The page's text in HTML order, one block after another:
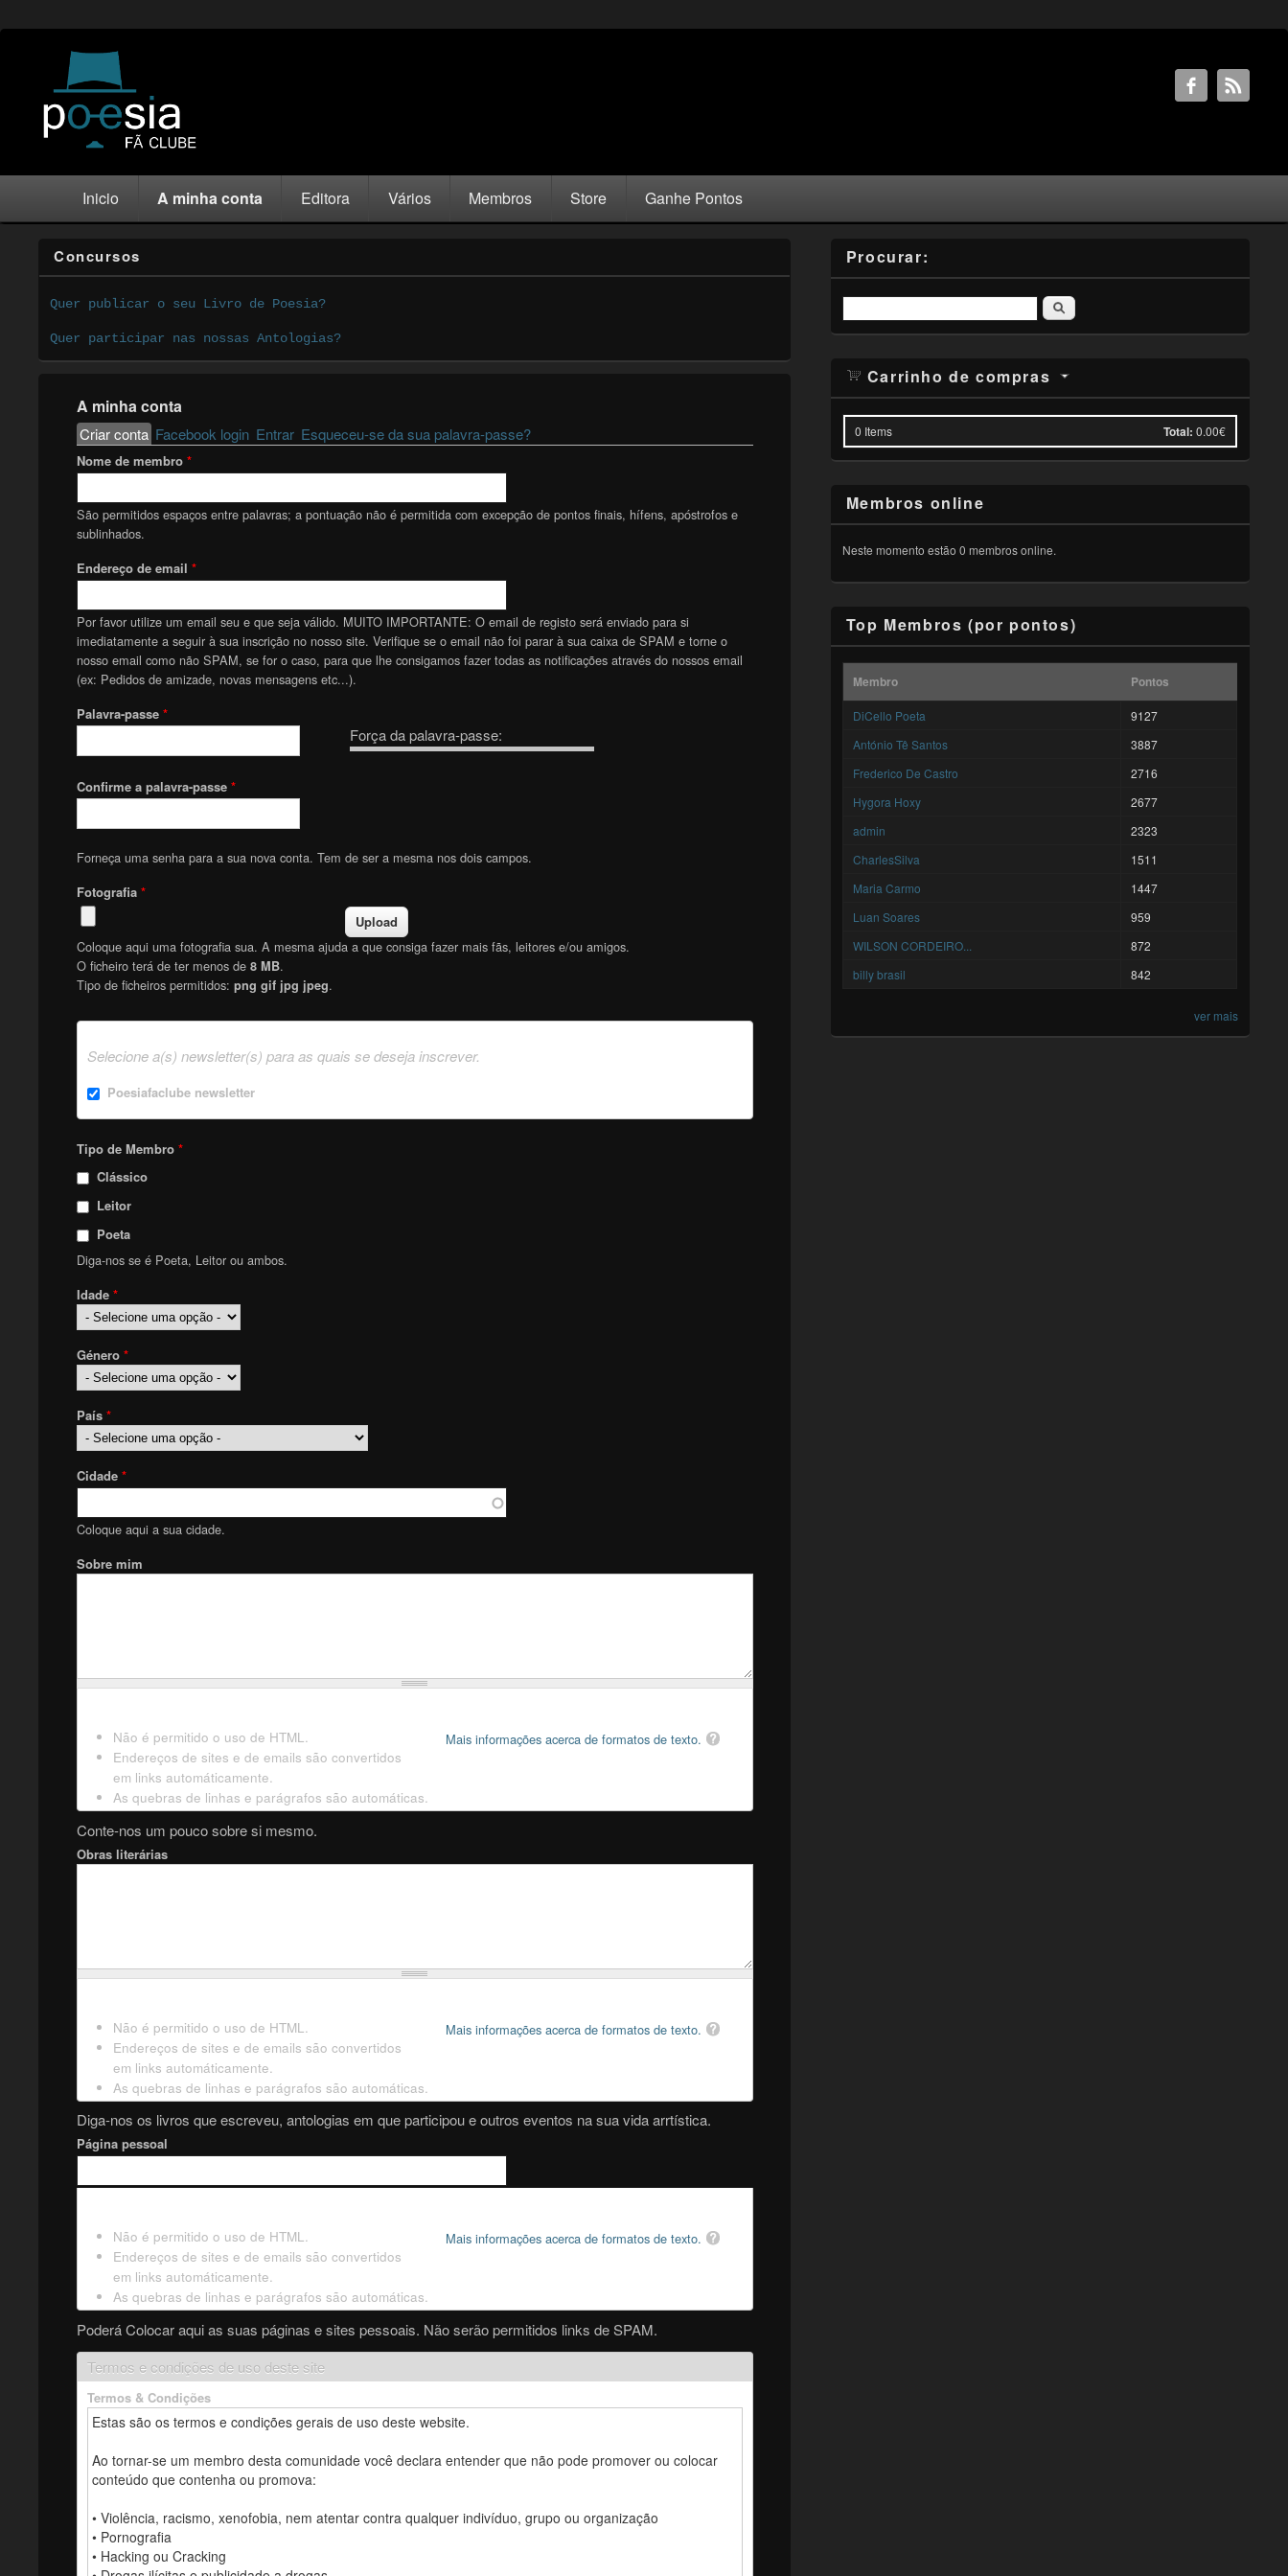
Inicio A minha conta Editora Vários Membros Store Ganhe Pontos
Concursos
Quer publicar o seu Livro de Poesia?
Quer participar nas nossas Antologias?
A minha conta
Primary tabs
Criar conta(active tab)
Facebook login Entrar Esqueceu-se da sua palavra-passe?
Nome de membro *
São permitidos espaços entre palavras; a pontuação não é permitida com excepção de pontos finais, hífens, apóstrofos e
sublinhados.
Endereço de email *
Por favor utilize um email seu e que seja válido. MUITO IMPORTANTE: O email de registo será enviado para si
imediatamente a seguir à sua inscrição no nosso site. Verifique se o email não foi parar à sua caixa de SPAM e torne o
nosso email como não SPAM, se for o caso, para que lhe consigamos fazer todas as notificações através do nossos email
(ex: Pedidos de amizade, novas mensagens etc...).
Força da palavra-passe:
Palavra-passe *
Confirme a palavra-passe *
Forneça uma senha para a sua nova conta. Tem de ser a mesma nos dois campos.
Fotografia *
Coloque aqui uma fotografia sua. A mesma ajuda a que consiga fazer mais fãs, leitores e/ou amigos.
O ficheiro terá de ter menos de 8 MB.
Tipo de ficheiros permitidos: png gif jpg jpeg.
Selecione a(s) newsletter(s) para as quais se deseja inscrever.
Poesiafaclube newsletter
Tipo de Membro *
Clássico
Leitor
Poeta
Diga-nos se é Poeta, Leitor ou ambos.
Idade *
Género *
País *
Cidade *
Coloque aqui a sua cidade.
Sobre mim
Mais informações acerca de formatos de texto.
Não é permitido o uso de HTML.
Endereços de sites e de emails são convertidos
em links automáticamente.
As quebras de linhas e parágrafos são automáticas.
Conte-nos um pouco sobre si mesmo.
Obras literárias
Mais informações acerca de formatos de texto.
Não é permitido o uso de HTML.
Endereços de sites e de emails são convertidos
em links automáticamente.
As quebras de linhas e parágrafos são automáticas.
Diga-nos os livros que escreveu, antologias em que participou e outros eventos na sua vida arrtística.
Página pessoal
Mais informações acerca de formatos de texto.
Não é permitido o uso de HTML.
Endereços de sites e de emails são convertidos
em links automáticamente.
As quebras de linhas e parágrafos são automáticas.
Poderá Colocar aqui as suas páginas e sites pessoais. Não serão permitidos links de SPAM.
Termos e condições de uso deste site
Termos & Condições
Procurar:
Pesquisar
Carrinho de compras
0 Items Total: 0.00€
Membros online
Neste momento estão 0 membros online.
Top Membros (por pontos)
Membro Pontos
DiCello Poeta
9127
António Tê Santos
3887
Frederico De Castro
2716
Hygora Hoxy
2677
admin
2323
CharlesSilva
1511
Maria Carmo
1447
Luan Soares
959
WILSON CORDEIRO...
872
billy brasil
842
ver mais